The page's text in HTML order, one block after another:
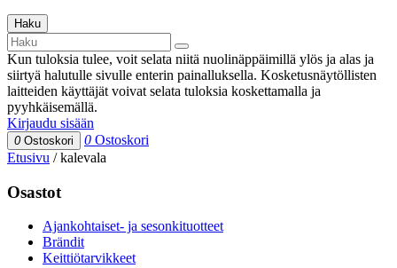
Haku
Kun tuloksia tulee, voit selata niitä nuolinäppäimillä ylös ja alas ja
siirtyä halutulle sivulle enterin painalluksella. Kosketusnäytöllisten
laitteiden käyttäjät voivat selata tuloksia koskettamalla ja
pyyhkäisemällä.
Kirjaudu sisään
0 Ostoskori 0 Ostoskori
Etusivu /kalevala
Osastot
Ajankohtaiset- ja sesonkituotteet
Brändit
Keittiötarvikkeet